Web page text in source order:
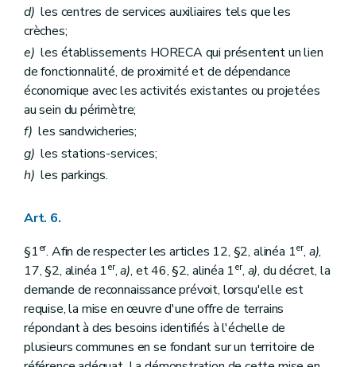
d) les centres de services auxiliaires tels que les
crèches;
e) les établissements HORECA qui présentent un lien
de fonctionnalité, de proximité et de dépendance
économique avec les activités existantes ou projetées
au sein du périmètre;
f) les sandwicheries;
g) les stations-services;
h) les parkings.
Art. 6.
§1er. Afin de respecter les articles 12, §2, alinéa 1er, a),
17, §2, alinéa 1er,a), et 46, §2, alinéa 1er, a), du décret, la
demande de reconnaissance prévoit, lorsqu'elle est
requise, la mise en œuvre d'une offre de terrains
répondant à des besoins identifiés à l'échelle de
plusieurs communes en se fondant sur un territoire de